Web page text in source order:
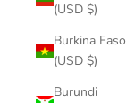
(USD $)
Burkina Faso
(USD $)
Burundi